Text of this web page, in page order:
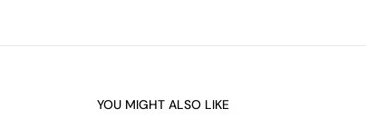
YOU MIGHT ALSO LIKE